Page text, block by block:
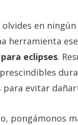
en
herramienta
eclipses.
para evitar
pongámonos